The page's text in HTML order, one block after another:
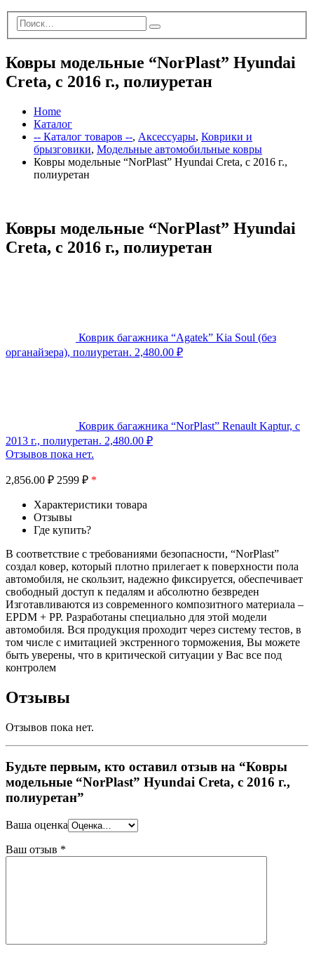
Ковры модельные “NorPlast” Hyundai
Creta, c 2016 г., полиуретан
Home
Каталог
-- Каталог товаров --, Аксессуары, Коврики и
брызговики, Модельные автомобильные ковры
Ковры модельные “NorPlast” Hyundai Creta, c 2016 г.,
полиуретан
Ковры модельные “NorPlast” Hyundai
Creta, c 2016 г., полиуретан
Коврик багажника “Agatek” Kia Soul (без
органайзера), полиуретан. 2,480.00 ₽
Коврик багажника “NorPlast” Renault Kaptur, c
2013 г., полиуретан. 2,480.00 ₽
Отзывов пока нет.
2,856.00 ₽ 2599 ₽ *
Характеристики товара
Отзывы
Где купить?
В соответствие с требованиями безопасности, “NorPlast”
создал ковер, который плотно прилегает к поверхности пола
автомобиля, не скользит, надежно фиксируется, обеспечивает
свободный доступ к педалям и абсолютно безвреден
Изготавливаются из современного композитного материала –
EPDM + PP. Разработаны специально для этой модели
автомобиля. Вся продукция проходит через систему тестов, в
том числе с имитацией экстренного торможения, Вы можете
быть уверены, что в критической ситуации у Вас все под
контролем
Отзывы
Отзывов пока нет.
Будьте первым, кто оставил отзыв на “Ковры
модельные “NorPlast” Hyundai Creta, c 2016 г.,
полиуретан”
Ваша оценка
Ваш отзыв *